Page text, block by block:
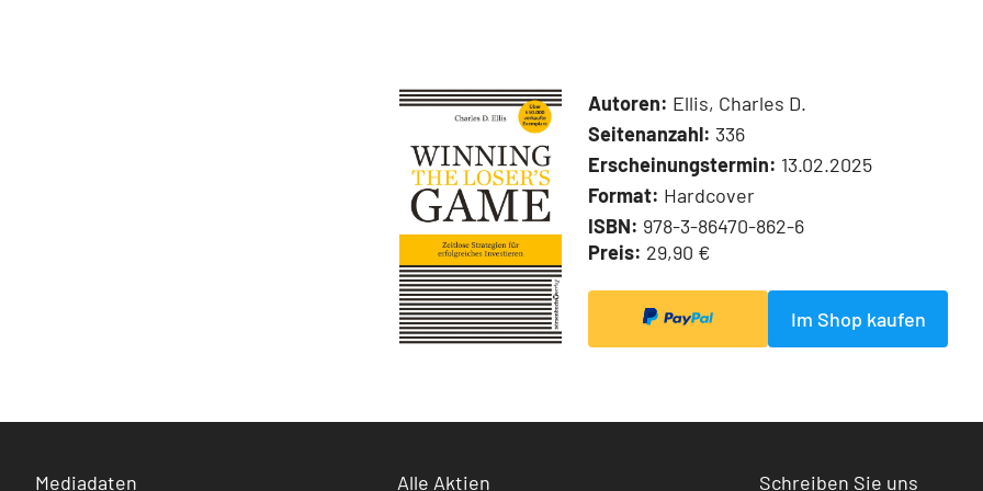
Autoren: Ellis, Charles D.
Seitenanzahl: 336
Erscheinungstermin: 13.02.2025
Format: Hardcover
ISBN: 978-3-86470-862-6
Preis: 29,90 €
Im Shop kaufen
Mediadaten Alle Aktien Schreiben Sie uns